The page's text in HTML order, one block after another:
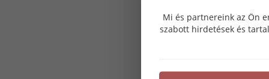
Mi és partnereink az Ön
szabott hirdetések és